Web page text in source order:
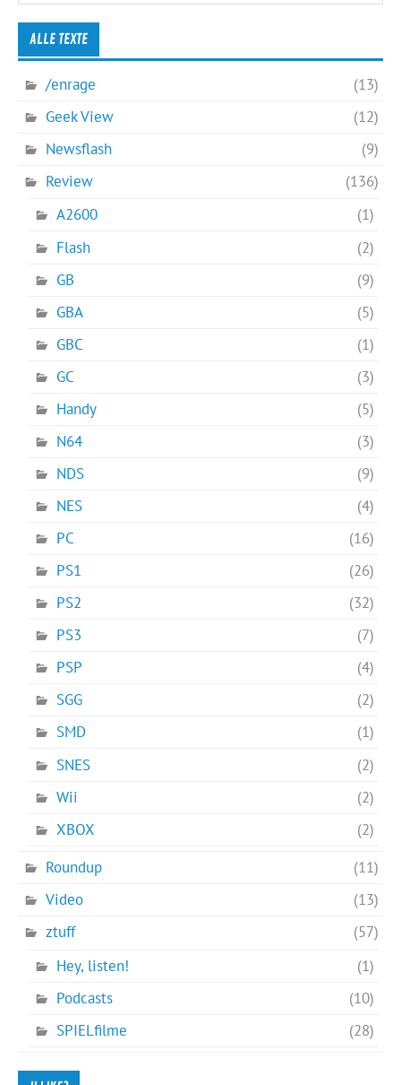
ALLE TEXTE
/enrage
(13)
Geek View
(12)
Newsflash
(9)
Review
(136)
A2600
(1)
Flash
(2)
GB
(9)
GBA
(5)
GBC
(1)
GC
(3)
Handy
(5)
N64
(3)
NDS
(9)
NES
(4)
PC
(16)
PS1
(26)
PS2
(32)
PS3
(7)
PSP
(4)
SGG
(2)
SMD
(1)
SNES
(2)
Wii
(2)
XBOX
(2)
Roundup
(11)
Video
(13)
ztuff
(57)
Hey, listen!
(1)
Podcasts
(10)
SPIELfilme
(28)